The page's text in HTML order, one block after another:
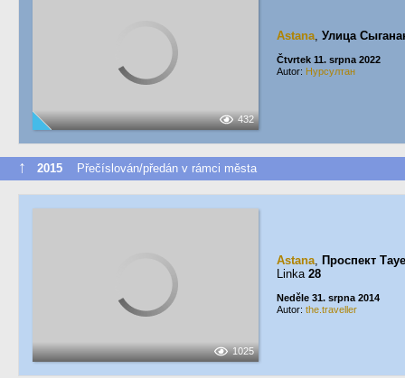
432
Astana, Улица
Čtvrtek 11. srpna 2022
Autor: Нурсултан
↑ 2015 Přečíslován/předán v rámci města
1025
Astana, Проспект
Linka 28
Neděle 31. srpna 2014
Autor: the.traveller